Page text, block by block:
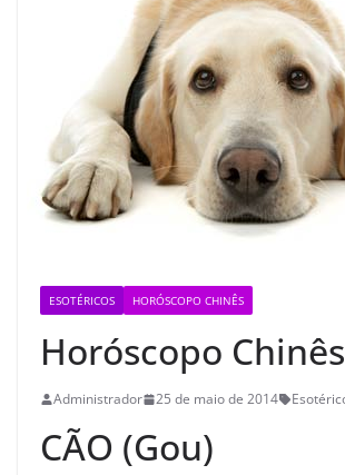
ESOTÉRICOS HORÓSCOPO CHINÊS
Horóscopo
Administrador 25 de maio de 2014
CÃO (Gou)